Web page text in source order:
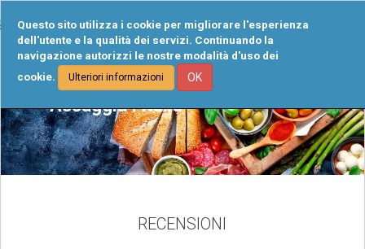
Questo sito utilizza i cookie per migliorare l'esperienza
dell'utente e la qualità dei servizi. Continuando la
navigazione autorizzi le nostre modalità d'uso dei
cookie.
Ulteriori informazioni OK
Assaggia l’Italia
RECENSIONI